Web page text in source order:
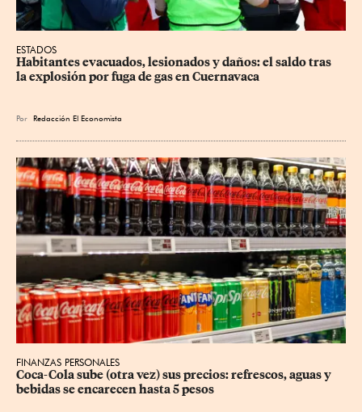
ESTADOS
Habitantes evacuados, lesionados y daños: el saldo tras
la explosión por fuga de gas en Cuernavaca
Por Redacción El Economista
FINANZAS PERSONALES
Coca-Cola sube (otra vez) sus precios: refrescos, aguas y
bebidas se encarecen hasta 5 pesos